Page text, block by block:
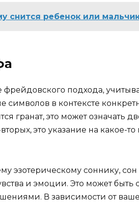
снится ребенок или
подхода,
в контексте
гранат, это может означать
это указание на какое-
эзотерическому соннику, сон
и эмоции. Это может быть
В зависимости от